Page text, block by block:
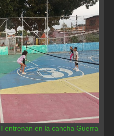
entrenan en la cancha Guerra